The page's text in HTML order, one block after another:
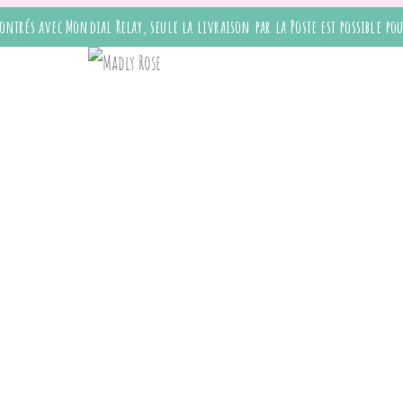
avec Mondial Relay, seule la livraison par la Poste est possible